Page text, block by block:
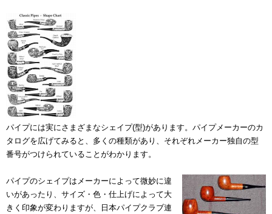
パイプには実にさまざまなシェイプ(型)があります。パイプメーカーのカ
タログを広げてみると、多くの種類があり、それぞれメーカー独自の型
番号がつけられていることがわかります。
パイプのシェイプはメーカーによって微妙に違
いがあったり、サイズ・色・仕上げによって大
きく印象が変わりますが、日本パイプクラブ連